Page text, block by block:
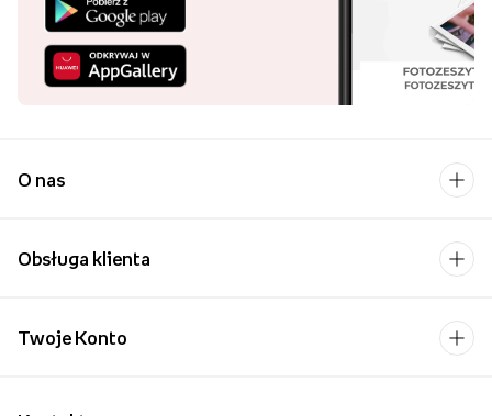
O nas
Obsługa klienta
Twoje Konto